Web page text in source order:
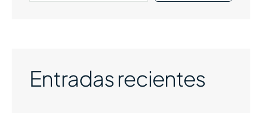
Entradas recientes